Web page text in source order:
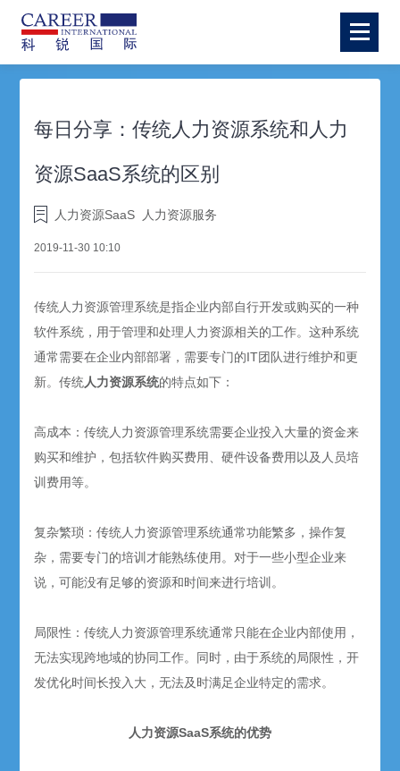
每日分享：传统人力资源系统和人力
资源SaaS系统的区别
人力资源SaaS 人力资源服务
2019-11-30 10:10
传统人力资源管理系统是指企业内部自行开发或购买的一种
软件系统，用于管理和处理人力资源相关的工作。这种系统
通常需要在企业内部部署，需要专门的IT团队进行维护和更
新。传统人力资源系统的特点如下：
高成本：传统人力资源管理系统需要企业投入大量的资金来
购买和维护，包括软件购买费用、硬件设备费用以及人员培
训费用等。
复杂繁琐：传统人力资源管理系统通常功能繁多，操作复
杂，需要专门的培训才能熟练使用。对于一些小型企业来
说，可能没有足够的资源和时间来进行培训。
局限性：传统人力资源管理系统通常只能在企业内部使用，
无法实现跨地域的协同工作。同时，由于系统的局限性，开
发优化时间长投入大，无法及时满足企业特定的需求。
人力资源SaaS系统的优势